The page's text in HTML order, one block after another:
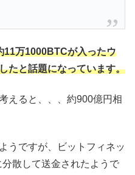
11万1000BTCが入ったウ
たと話題になっています。
えると、、、約900億円相
うですが、ビットフィネッ
散して送金されたようで